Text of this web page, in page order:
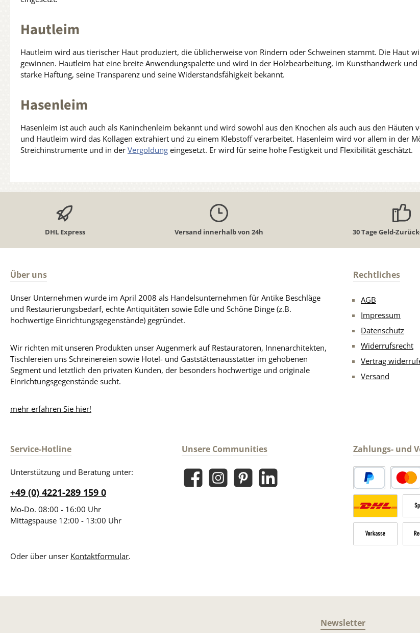
Hautleim
Hautleim wird aus tierischer Haut produziert, die üblicherweise von Rindern oder Schweinen stammt. Die Haut
gewinnen. Hautleim hat eine breite Anwendungspalette und wird in der Holzbearbeitung, im Kunsthandwerk
starke Haftung, seine Transparenz und seine Widerstandsfähigkeit bekannt.
Hasenleim
Hasenleim ist auch auch als Kaninchenleim bekannt und wird sowohl aus den Knochen als auch aus den
und Hautleim wird das Kollagen extrahiert und zu einem Klebstoff verarbeitet. Hasenleim wird vor allem in der
Streichinstrumente und in der Vergoldung eingesetzt. Er wird für seine hohe Festigkeit und Flexibilität geschätzt.
DHL Express Versand innerhalb von 24h 30 Tage Geld-
Über uns
Unser Unternehmen wurde im April 2008 als Handelsunternehmen für Antike Beschläge
und Restaurierungsbedarf, echte Antiquitäten sowie Edle und Schöne Dinge (z.B.
hochwertige Einrichtungsgegenstände) gegründet.
Wir richten mit unseren Produkten unser Augenmerk auf Restauratoren, Innenarchitekten,
Tischlereien uns Schreinereien sowie Hotel- und Gaststättenausstatter im gehobenen
Segment und letztlich den privaten Kunden, der besonders hochwertige und originale
Einrichtungsgegenstände sucht.
mehr erfahren Sie hier!
Rechtliches
AGB
Impressum
Datenschutz
Widerrufsrecht
Vertrag
Versand
Service-Hotline
Unterstützung und Beratung unter:
+49 (0) 4221-289 159 0
Mo-Do. 08:00 - 16:00 Uhr
Mittagspause 12:00 - 13:00 Uhr
Oder über unser Kontaktformular.
Unsere Communities
FacebookInstagramPinterestLinkedIn
Zahlungs- und
PayPal Kredit-
Versandkosten
Newsletter